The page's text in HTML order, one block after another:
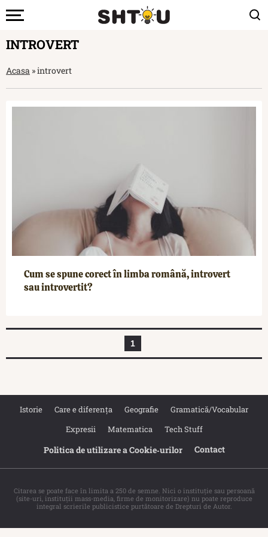
INTROVERT
Acasa »introvert
Cum se spune corect în limba română, introvert
sau introvertit?
1
Istorie Care e diferența Geografie
Gramatică/Vocabular
Expresii
Matematica Tech Stuff
Politica de utilizare a Cookie‐urilor Contact
Citarea se poate face în limita a 250 de semne. Nici o instituţie sau persoană
(site-uri, instituţii mass-media, firme de monitorizare) nu poate reproduce
integral scrierile publicistice purtătoare de Drepturi de Autor.